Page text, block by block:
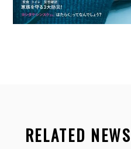
RELATED NEWS